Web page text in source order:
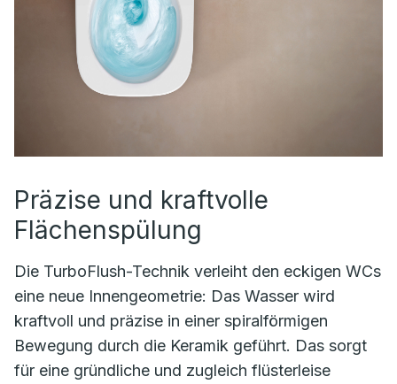
Präzise und kraftvolle
Flächenspülung
Die TurboFlush-Technik verleiht den eckigen WCs
eine neue Innengeometrie: Das Wasser wird
kraftvoll und präzise in einer spiralförmigen
Bewegung durch die Keramik geführt. Das sorgt
für eine gründliche und zugleich flüsterleise